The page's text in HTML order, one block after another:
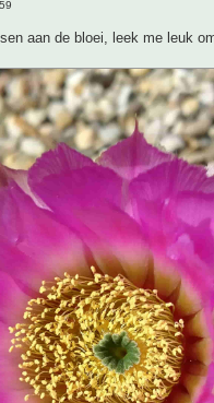
aan de bloei, leek me leuk